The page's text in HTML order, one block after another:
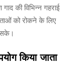
की विभिन्न गहराई
को रोकने के लिए
सके।
किया जाता